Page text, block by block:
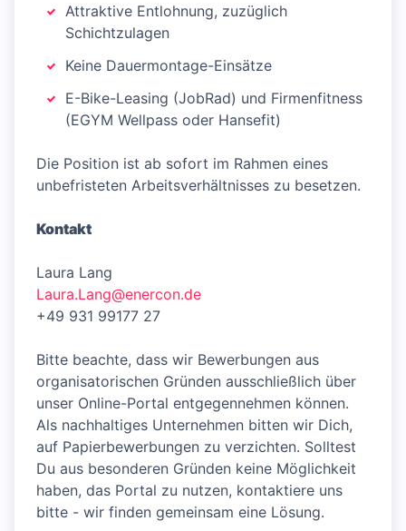
Attraktive Entlohnung, zuzüglich
Schichtzulagen
Keine Dauermontage-Einsätze
E-Bike-Leasing (JobRad) und Firmenfitness
(EGYM Wellpass oder Hansefit)
Die Position ist ab sofort im Rahmen eines
unbefristeten Arbeitsverhältnisses zu besetzen.
Kontakt
Laura Lang
Laura.Lang@enercon.de
+49 931 99177 27
Bitte beachte, dass wir Bewerbungen aus
organisatorischen Gründen ausschließlich über
unser Online-Portal entgegennehmen können.
Als nachhaltiges Unternehmen bitten wir Dich,
auf Papierbewerbungen zu verzichten. Solltest
Du aus besonderen Gründen keine Möglichkeit
haben, das Portal zu nutzen, kontaktiere uns
bitte - wir finden gemeinsam eine Lösung.